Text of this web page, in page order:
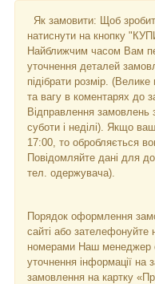
Як замовити: Щоб
натиснути на кнопку
Найближчим часом Вам
уточнення деталей
підібрати розмір.
та вагу в коментарях до
Відправлення замовлень
суботи і неділі). Якщо
17:00, то обробляється
Повідомляйте дані для
тел. одержувача).
Порядок оформлення
сайті або зателефонуйте
номерами Наш менеджер
уточнення інформації на
замовлення на картку